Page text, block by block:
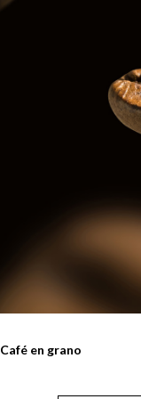
Café en grano